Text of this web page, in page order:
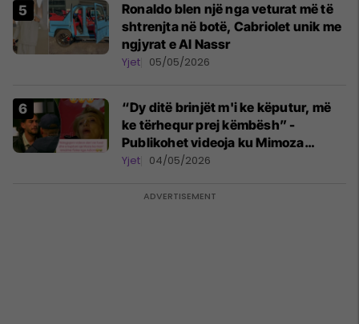
Ronaldo blen një nga veturat më të
shtrenjta në botë, Cabriolet unik me
ngjyrat e Al Nassr
Yjet 05/05/2026
“Dy ditë brinjët m'i ke këputur, më
ke tërhequr prej këmbësh” -
Publikohet videoja ku Mimoza
Ahmeti akuzon Adionin për
Yjet 04/05/2026